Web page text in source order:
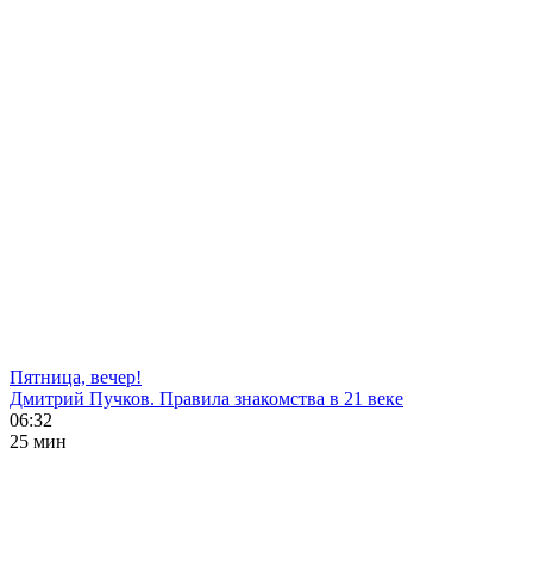
Пятница, вечер!
Дмитрий Пучков. Правила знакомства в 21 веке
06:32
25 мин